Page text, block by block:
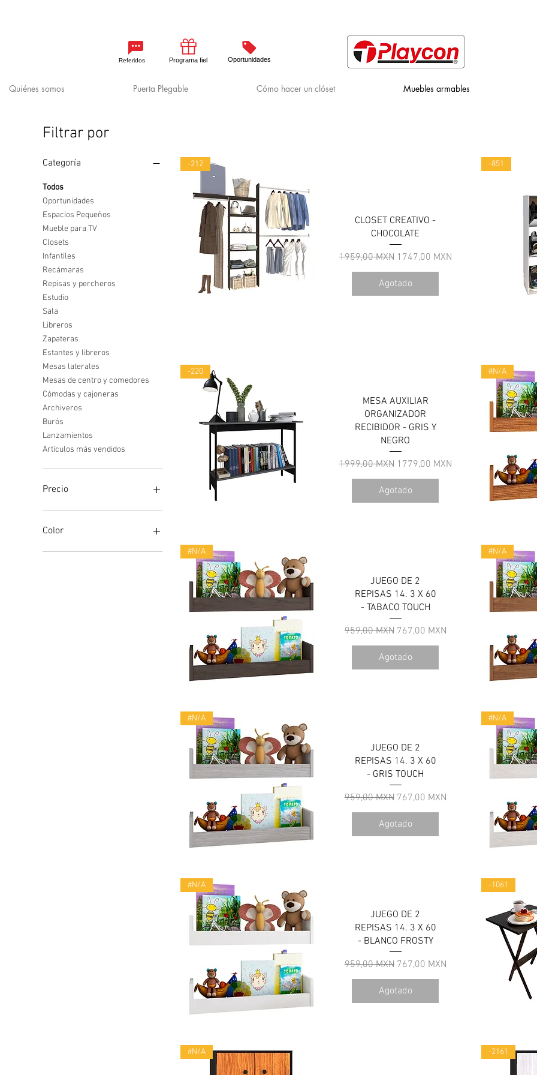
Referidos Programa fiel Oportunidades
Quiénes somos Puerta Plegable Cómo hacer un clóset Muebles armables
Filtrar por
Categoría
Todos
Oportunidades
Espacios Pequeños
Mueble para TV
Closets
Infantiles
Recámaras
Repisas y percheros
Estudio
Sala
Libreros
Zapateras
Estantes y libreros
Mesas laterales
Mesas de centro y comedores
Cómodas y cajoneras
Archiveros
Burós
Lanzamientos
Artículos más vendidos
Precio
Color
-212
CLOSET CREATIVO -
CHOCOLATE
Precio
1959,00 MXN Precio de oferta
1747,00 MXN
Agotado
-851
-220
MESA AUXILIAR
ORGANIZADOR
RECIBIDOR - GRIS Y
NEGRO
Precio
1999,00 MXN Precio de oferta
1779,00 MXN
Agotado
#N/A
#N/A
JUEGO DE 2
REPISAS 14. 3 X 60
- TABACO TOUCH
Precio
959,00 MXN Precio de oferta
767,00 MXN
Agotado
#N/A
#N/A
JUEGO DE 2
REPISAS 14. 3 X 60
- GRIS TOUCH
Precio
959,00 MXN Precio de oferta
767,00 MXN
Agotado
#N/A
#N/A
JUEGO DE 2
REPISAS 14. 3 X 60
- BLANCO FROSTY
Precio
959,00 MXN Precio de oferta
767,00 MXN
Agotado
-1061
#N/A -2161